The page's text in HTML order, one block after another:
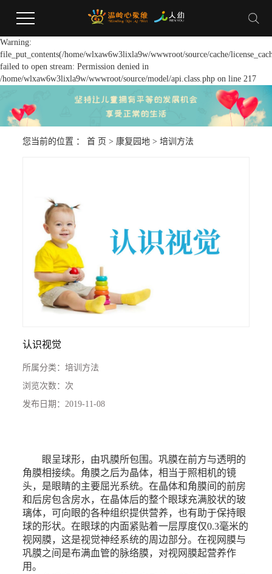
Warning:
file_put_contents(/home/wlxaw6w3lixla9w/wwwroot/source/cache/
failed to open stream: Permission denied in
/home/wlxaw6w3lixla9w/wwwroot/source/model/api.class.php on line 217
您当前的位置 ：首 页 > 康复园地 >培训方法
认识视觉
所属分类：培训方法
浏览次数：次
发布日期：2019-11-08
眼呈球形，由巩膜所包围。巩膜在前方与透明的
角膜相接续。角膜之后为晶体，相当于照相机的镜
头，是眼睛的主要屈光系统。在晶体和角膜间的前房
和后房包含房水，在晶体后的整个眼球充满胶状的玻
璃体，可向眼的各种组织提供营养，也有助于保持眼
球的形状。在眼球的内面紧贴着一层厚度仅0.3毫米的
视网膜，这是视觉神经系统的周边部分。在视网膜与
巩膜之间是布满血管的脉络膜，对视网膜起营养作
用。